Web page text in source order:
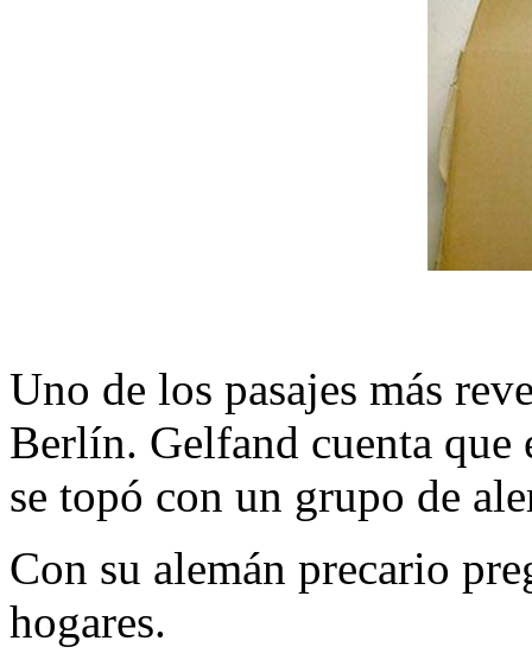
Uno de los pasajes más
Berlín. Gelfand cuenta que
se topó con un grupo de
Con su alemán precario
hogares.